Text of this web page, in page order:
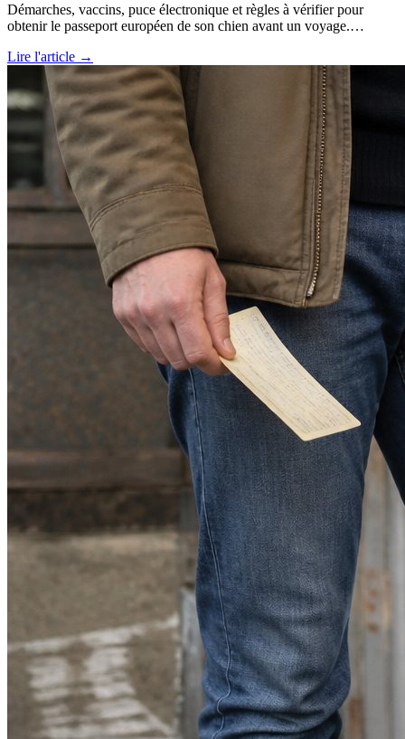
Démarches, vaccins, puce électronique et règles à vérifier pour
obtenir le passeport européen de son chien avant un voyage.…
Lire l'article →